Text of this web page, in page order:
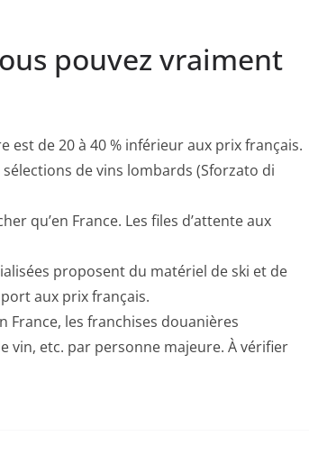
pouvez vraiment
est de 20 à 40 % inférieur aux prix français.
de vins lombards (Sforzato di
qu’en France. Les files d’attente aux
proposent du matériel de ski et de
aux prix français.
France, les franchises douanières
vin, etc. par personne majeure. À vérifier